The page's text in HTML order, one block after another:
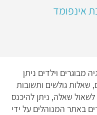
אינפומד
מבוגרים וילדים ניתן
גולשים ותשובות
שאלה, ניתן להיכנס
באתר המנוהלים על ידי